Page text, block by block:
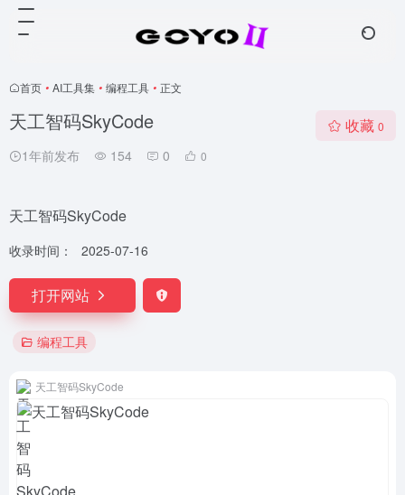
首页 • AI工具集 • 编程工具 • 正文
天工智码SkyCode
1年前发布 154 0 0
收藏 0
天工智码SkyCode
收录时间： 2025-07-16
打开网站
编程工具
天工智码SkyCode